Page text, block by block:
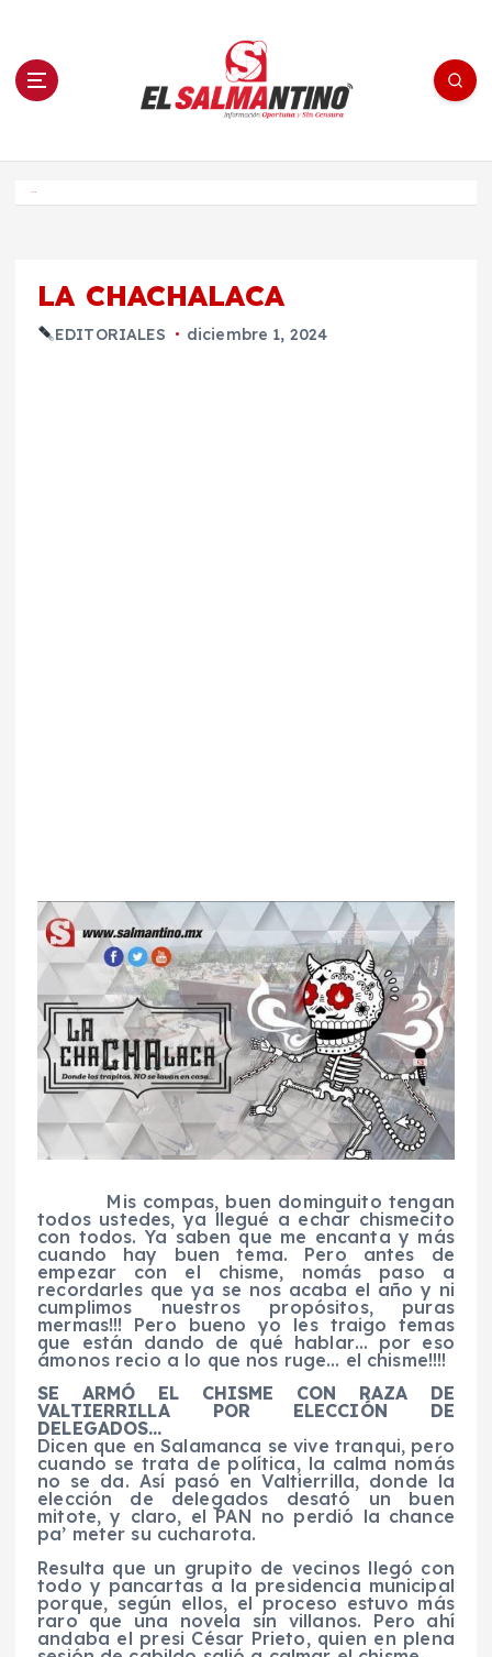
n El Salmantino - medios/noticias/editorial
LA CHACHALACA
EDITORIALES diciembre 1, 2024
Mis compas, buen dominguito tengan
todos ustedes, ya llegué a echar chismecito
con todos. Ya saben que me encanta y más
cuando hay buen tema. Pero antes de
empezar con el chisme, nomás paso a
recordarles que ya se nos acaba el año y ni
cumplimos nuestros propósitos, puras
mermas!!! Pero bueno yo les traigo temas
que están dando de qué hablar… por eso
ámonos recio a lo que nos ruge… el chisme!!!!
SE ARMÓ EL CHISME CON RAZA DE
VALTIERRILLA POR ELECCIÓN DE
DELEGADOS…
Dicen que en Salamanca se vive tranqui, pero
cuando se trata de política, la calma nomás
no se da. Así pasó en Valtierrilla, donde la
elección de delegados desató un buen
mitote, y claro, el PAN no perdió la chance
pa’ meter su cucharota.
Resulta que un grupito de vecinos llegó con
todo y pancartas a la presidencia municipal
porque, según ellos, el proceso estuvo más
raro que una novela sin villanos. Pero ahí
andaba el presi César Prieto, quien en plena